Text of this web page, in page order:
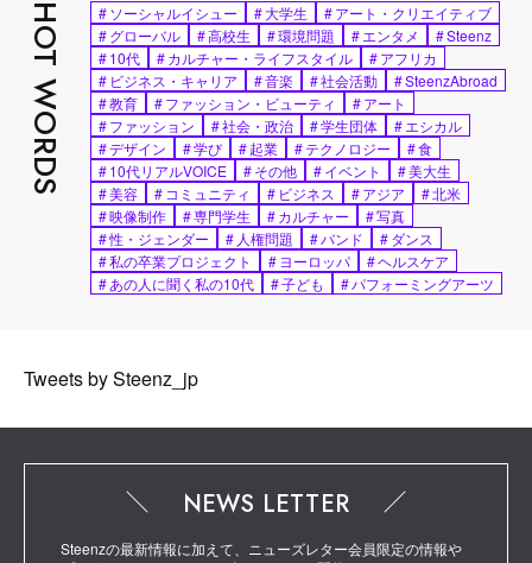
HOT WORDS #ソーシャルイシュー #大学生 #アート・クリエイティブ
#グローバル #高校生 #環境問題 #エンタメ #Steenz
#10代 #カルチャー・ライフスタイル #アフリカ
# ビジネス・キャリア #音楽 #社会活動 #SteenzAbroad
#教育 #ファッション・ビューティ #アート
#ファッション #社会・政治 #学生団体 #エシカル
#デザイン #学び #起業 #テクノロジー #食
#10代リアルVOICE #その他 #イベント #美大生
#美容 # コミュニティ # ビジネス #アジア #北米
#映像制作 #専門学生 #カルチャー #写真
#性・ジェンダー # 人権問題 #バンド #ダンス
#私の卒業プロジェクト #ヨーロッパ #ヘルスケア
#あの人に聞く私の10代 #子ども #パフォーミングアーツ
Tweets by Steenz_jp
NEWS LETTER
Steenzの最新情報に加えて、ニューズレター会員限定の情報や